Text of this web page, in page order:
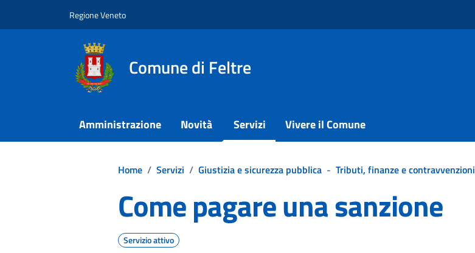
Regione Veneto
Comune di Feltre
Amministrazione Novità Servizi Vivere il Comune
Home / Servizi / Giustizia e sicurezza pubblica - Tributi, finanze e contravvenzioni
Come pagare una sanzione
Servizio attivo